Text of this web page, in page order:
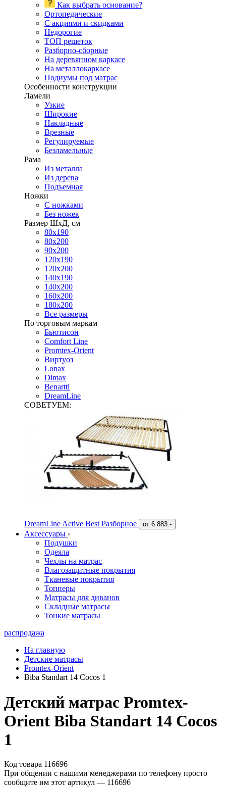
Как выбрать основание?
Ортопедические
С акциями и скидками
Недорогие
ТОП решеток
Разборно-сборные
На деревянном каркасе
На металлокаркасе
Подиумы под матрас
Особенности конструкции
Ламели
Узкие
Широкие
Накладные
Врезные
Регулируемые
Безламельные
Рама
Из металла
Из дерева
Подъемная
Ножки
С ножками
Без ножек
Размер ШхД, см
80х190
80х200
90х200
120х190
120х200
140х190
140х200
160х200
180х200
Все размеры
По торговым маркам
Бьютисон
Comfort Line
Promtex-Orient
Виртуоз
Lonax
Dimax
Benartti
DreamLine
СОВЕТУЕМ:
DreamLine Active Best Разборное от 6 883.-
Аксессуары ›
Подушки
Одеяла
Чехлы на матрас
Влагозащитные покрытия
Тканевые покрытия
Топперы
Матрасы для диванов
Складные матрасы
Тонкие матрасы
распродажа
На главную
Детские матрасы
Promtex-Orient
Biba Standart 14 Cocos 1
Детский матрас Promtex-
Orient Biba Standart 14 Cocos
1
Код товара 116696
При общении с нашими менеджерами по телефону просто
сообщите им этот артикул — 116696